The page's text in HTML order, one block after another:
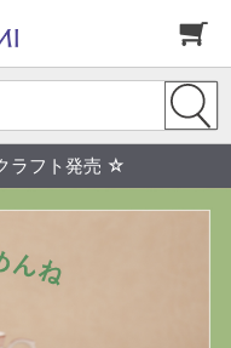
ラフト発売 ☆